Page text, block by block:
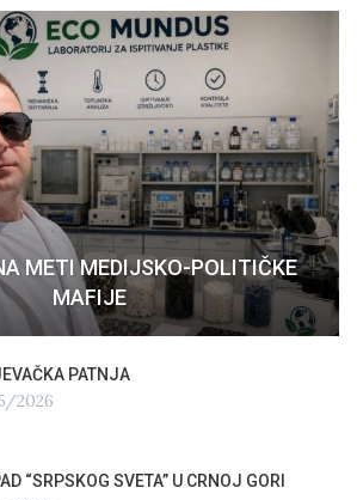
METI MEDIJSKO-POLITIČKE
MAFIJE
PATNJA
2026
“SRPSKOG SVETA” U CRNOJ GORI